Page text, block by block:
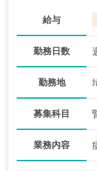
給与
勤務日数
勤務地
募集科目
業務内容